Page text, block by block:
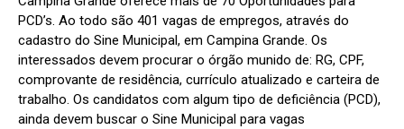
PCD’s. Ao todo são 401 vagas de empregos, através do
cadastro do Sine Municipal, em Campina Grande. Os
interessados devem procurar o órgão munido de: RG, CPF,
comprovante de residência, currículo atualizado e carteira de
trabalho. Os candidatos com algum tipo de deficiência (PCD),
ainda devem buscar o Sine Municipal para vagas